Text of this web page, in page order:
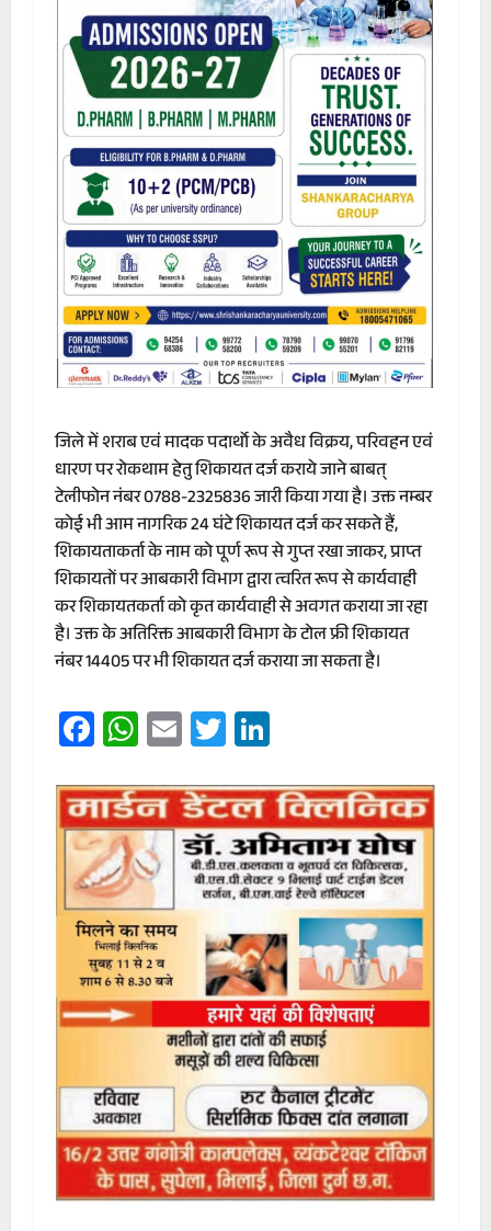
जिले में शराब एवं मादक पदार्थाे के अवैध विक्रय, परिवहन एवं
धारण पर रोकथाम हेतु शिकायत दर्ज कराये जाने बाबत्
टेलीफोन नंबर 0788-2325836 जारी किया गया है। उक्त नम्बर
कोई भी आम नागरिक 24 घंटे शिकायत दर्ज कर सकते हैं,
शिकायताकर्ता के नाम को पूर्ण रूप से गुप्त रखा जाकर, प्राप्त
शिकायतों पर आबकारी विभाग द्वारा त्वरित रूप से कार्यवाही
कर शिकायतकर्ता को कृत कार्यवाही से अवगत कराया जा रहा
है। उक्त के अतिरिक्त आबकारी विभाग के टोल फ्री शिकायत
नंबर 14405 पर भी शिकायत दर्ज कराया जा सकता है।
Facebook
WhatsApp
EmailTwitter